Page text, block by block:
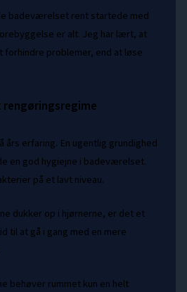
badeværelset rent startede med
er alt. Jeg har lært, at
forhindre problemer, end at løse
års erfaring. En ugentlig grundighed
en god hygiejne i badeværelset.
på et lavt niveau.
dukker op i hjørnerne, er det et
til at gå i gang med en mere
behøver rummet kun en helt